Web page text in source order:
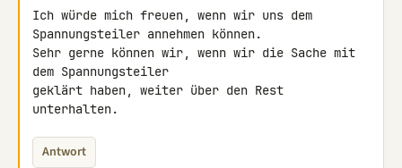
Ich würde mich freuen, wenn wir uns dem
Spannungsteiler annehmen können.
Sehr gerne können wir, wenn wir die Sache mit
dem Spannungsteiler
geklärt haben, weiter über den Rest
unterhalten.
Antwort